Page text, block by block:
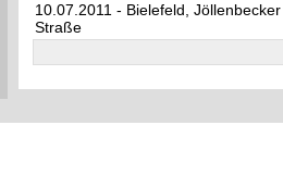
10.07.2011 - Bielefeld,
Straße